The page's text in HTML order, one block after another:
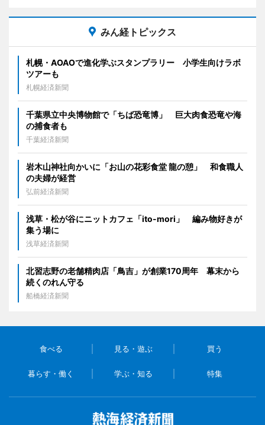
みん経トピックス
札幌・AOAOで進化学ぶスタンプラリー 小学生向けラボ
ツアーも
札幌経済新聞
千葉県立中央博物館で「ちば恐竜博」 巨大肉食恐竜や海
の捕食者も
千葉経済新聞
岩木山神社向かいに「お山の花彩食堂 龍の憩」 和食職人
の夫婦が経営
弘前経済新聞
浅草・松が谷にニットカフェ「ito-mori」 編み物好きが
集う場に
浅草経済新聞
北習志野の老舗精肉店「鳥吉」が創業170周年 幕末から
続くのれん守る
船橋経済新聞
食べる 見る・遊ぶ 買う
暮らす・働く 学ぶ・知る 特集